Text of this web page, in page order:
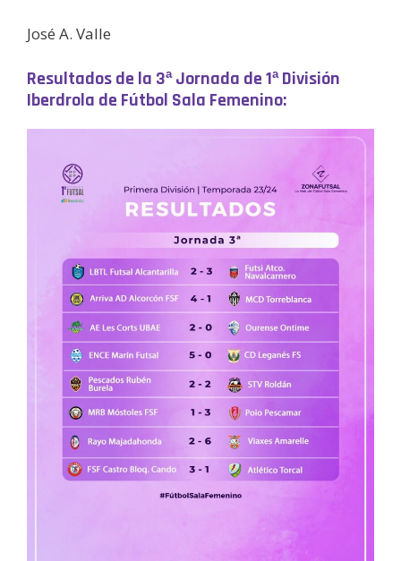
José A. Valle
Resultados de la 3ª Jornada de 1ª División
Iberdrola de Fútbol Sala Femenino: